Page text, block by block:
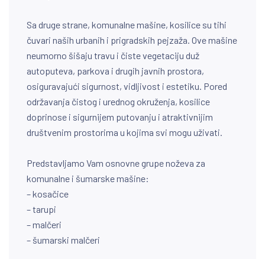
Sa druge strane, komunalne mašine, kosilice su tihi
čuvari naših urbanih i prigradskih pejzaža. Ove mašine
neumorno šišaju travu i čiste vegetaciju duž
autoputeva, parkova i drugih javnih prostora,
osiguravajući sigurnost, vidljivost i estetiku. Pored
održavanja čistog i urednog okruženja, kosilice
doprinose i sigurnijem putovanju i atraktivnijim
društvenim prostorima u kojima svi mogu uživati.
Predstavljamo Vam osnovne grupe noževa za
komunalne i šumarske mašine:
– kosačice
– tarupi
– malčeri
– šumarski malčeri